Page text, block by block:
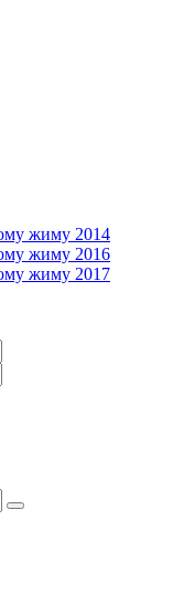
жиму 2014
жиму 2016
жиму 2017